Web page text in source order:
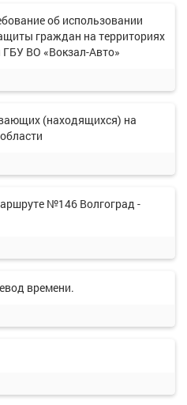
об использовании
граждан на территориях
ВО «Вокзал-Авто»
(находящихся) на
№146 Волгоград -
времени.